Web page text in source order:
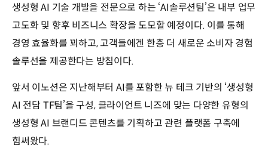
생성형 AI 기술 개발을 전문으로 하는 ‘AI솔루션팀’은 내부 업무
고도화 및 향후 비즈니스 확장을 도모할 예정이다. 이를 통해
경영 효율화를 꾀하고, 고객들에겐 한층 더 새로운 소비자 경험
솔루션을 제공한다는 방침이다.
앞서 이노션은 지난해부터 AI를 포함한 뉴 테크 기반의 ‘생성형
AI 전담 TF팀’을 구성, 클라이언트 니즈에 맞는 다양한 유형의
생성형 AI 브랜디드 콘텐츠를 기획하고 관련 플랫폼 구축에
힘써왔다.